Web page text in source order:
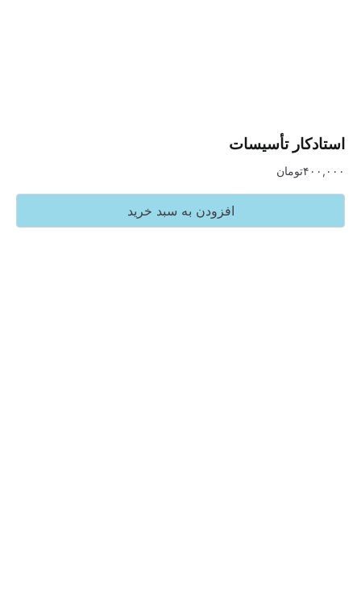
تأسیسات
تومان
افزودن به سبد خرید